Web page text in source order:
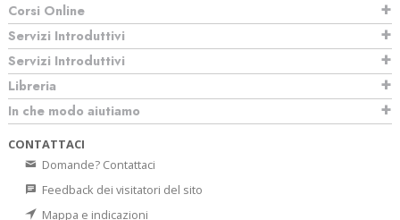
Corsi Online
Servizi Introduttivi
Servizi Introduttivi
Libreria
In che modo aiutiamo
CONTATTACI
Domande? Contattaci
Feedback dei visitatori del sito
Mappa e indicazioni